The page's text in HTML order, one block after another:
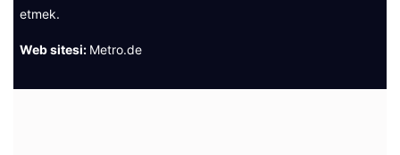
etmek.
Web sitesi: Metro.de